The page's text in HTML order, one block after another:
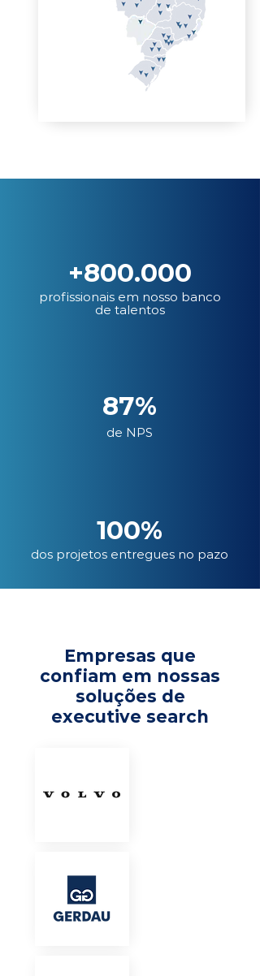
+800.000
profissionais em nosso banco
de talentos
87%
de NPS
100%
dos projetos entregues no pazo
Empresas que
confiam em nossas
soluções de
executive search